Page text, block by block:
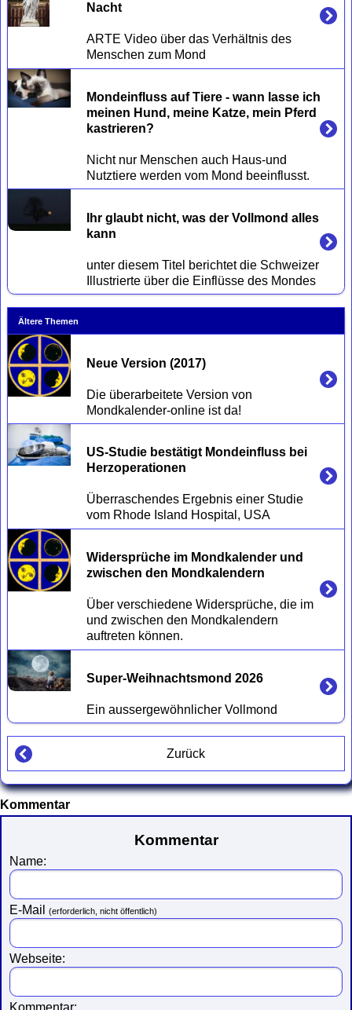
Nacht
ARTE Video über das Verhältnis des
Mondeinfluss auf Tiere - wann lasse ich
meinen Hund, meine Katze, mein Pferd
kastrieren?
Nicht nur Menschen auch Haus-und
Ihr glaubt nicht, was der Vollmond alles
kann
unter diesem Titel berichtet die Schweizer
Ältere Themen
Neue Version (2017)
Die überarbeitete Version von
US-Studie bestätigt Mondeinfluss bei
Herzoperationen
Überraschendes Ergebnis einer Studie
Widersprüche im Mondkalender und
zwischen den Mondkalendern
Über verschiedene Widersprüche, die im
und zwischen den Mondkalendern
Super-Weihnachtsmond 2026
Zurück
Kommentar
Kommentar
Name:
E-Mail (erforderlich, nicht öffentlich)
Webseite: